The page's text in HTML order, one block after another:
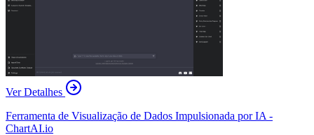
Ver Detalhes
Ferramenta de Visualização de Dados Impulsionada por IA -
ChartAI.io